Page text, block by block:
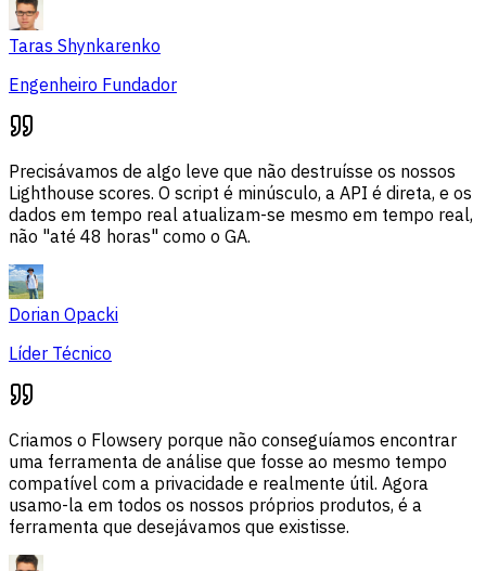
Taras Shynkarenko
Engenheiro Fundador
Precisávamos de algo leve que não destruísse os nossos
Lighthouse scores. O script é minúsculo, a API é direta, e os
dados em tempo real atualizam-se mesmo em tempo real,
não "até 48 horas" como o GA.
Dorian Opacki
Líder Técnico
Criamos o Flowsery porque não conseguíamos encontrar
uma ferramenta de análise que fosse ao mesmo tempo
compatível com a privacidade e realmente útil. Agora
usamo-la em todos os nossos próprios produtos, é a
ferramenta que desejávamos que existisse.